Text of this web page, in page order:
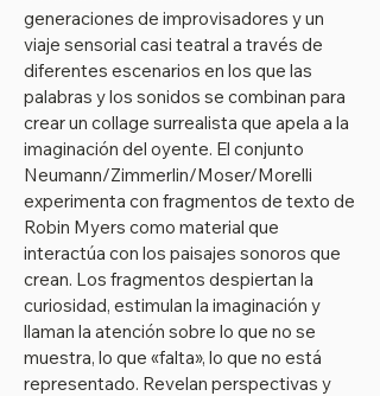
generaciones de improvisadores y un
viaje sensorial casi teatral a través de
diferentes escenarios en los que las
palabras y los sonidos se combinan para
crear un collage surrealista que apela a la
imaginación del oyente. El conjunto
Neumann/Zimmerlin/Moser/Morelli
experimenta con fragmentos de texto de
Robin Myers como material que
interactúa con los paisajes sonoros que
crean. Los fragmentos despiertan la
curiosidad, estimulan la imaginación y
llaman la atención sobre lo que no se
muestra, lo que «falta», lo que no está
representado. Revelan perspectivas y